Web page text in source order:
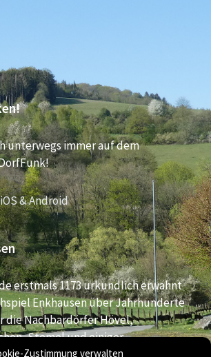
Zustimmung verwalten
unterwegs immer auf dem
& Android
erstmals 1173 urkundlich erwähnt
Enkhausen über Jahrhunderte
die Nachbardörfer Hövel,
Stemel und einiger